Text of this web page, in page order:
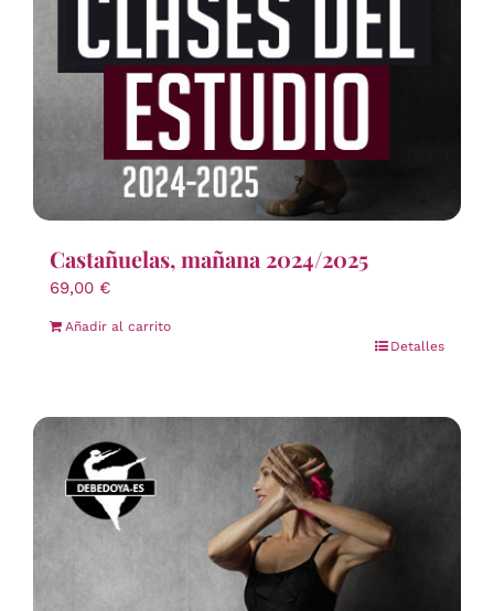
Castañuelas, mañana 2024/2025
69,00 €
Añadir al carrito
Detalles